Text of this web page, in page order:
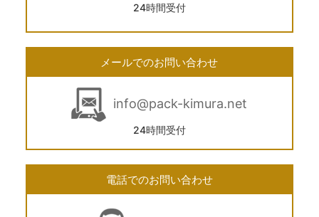
24時間受付
メールでのお問い合わせ
info@pack-kimura.net
24時間受付
電話でのお問い合わせ